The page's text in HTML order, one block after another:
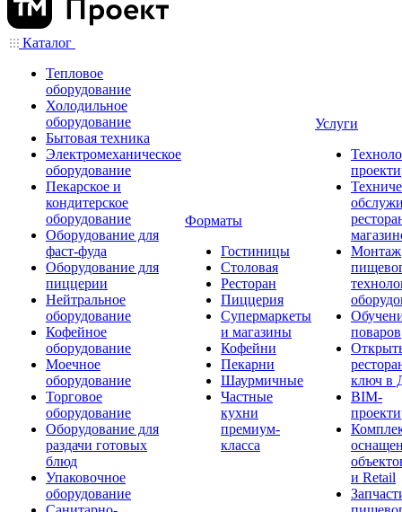
Каталог
Тепловое
оборудование
Холодильное
оборудование
Бытовая техника
Электромеханическое
оборудование
Пекарское и
кондитерское
оборудование
Оборудование для
фаст-фуда
Оборудование для
пиццерии
Нейтральное
оборудование
Кофейное
оборудование
Моечное
оборудование
Торговое
оборудование
Оборудование для
раздачи готовых
блюд
Упаковочное
оборудование
Форматы
Гостиницы
Столовая
Ресторан
Пиццерия
Супермаркеты
и магазины
Кофейни
Пекарни
Шаурмичные
Частные
кухни
премиум-
класса
Услуги
Монтаж
поваров
ключ в
BIM-
и Retail